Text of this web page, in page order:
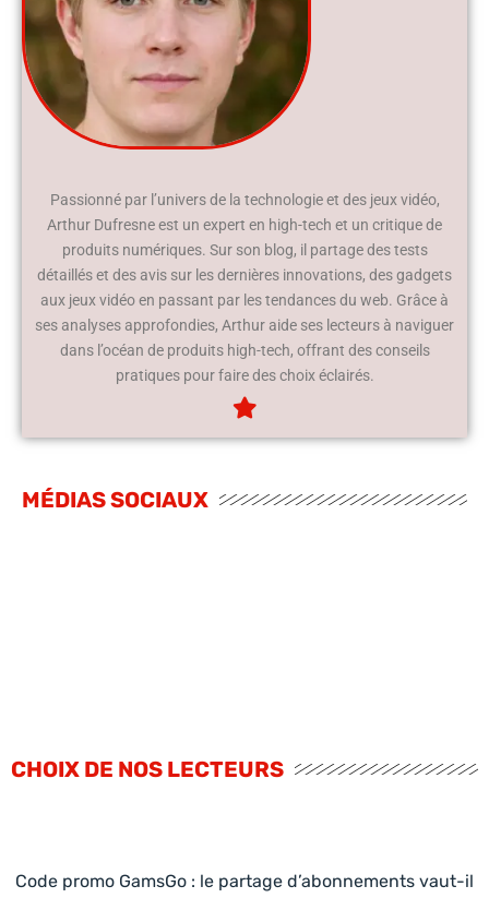
Passionné par l’univers de la technologie et des jeux vidéo,
Arthur Dufresne est un expert en high-tech et un critique de
produits numériques. Sur son blog, il partage des tests
détaillés et des avis sur les dernières innovations, des gadgets
aux jeux vidéo en passant par les tendances du web. Grâce à
ses analyses approfondies, Arthur aide ses lecteurs à naviguer
dans l’océan de produits high-tech, offrant des conseils
pratiques pour faire des choix éclairés.
MÉDIAS SOCIAUX
CHOIX DE NOS LECTEURS
Code promo GamsGo : le partage d’abonnements vaut-il